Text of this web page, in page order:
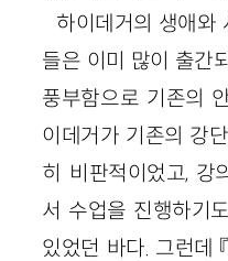
하이데거의 생애와
들은 이미 많이 출간
풍부함으로 기존의
이데거가 기존의 강
히 비판적이었고, 강
서 수업을 진행하기
있었던 바다. 그런데